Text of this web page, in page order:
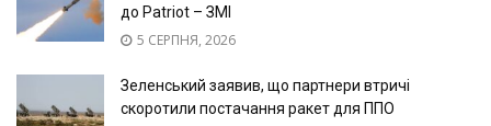
до Patriot – ЗМІ
5 СЕРПНЯ, 2026
Зеленський заявив, що партнери втричі
скоротили постачання ракет для ППО